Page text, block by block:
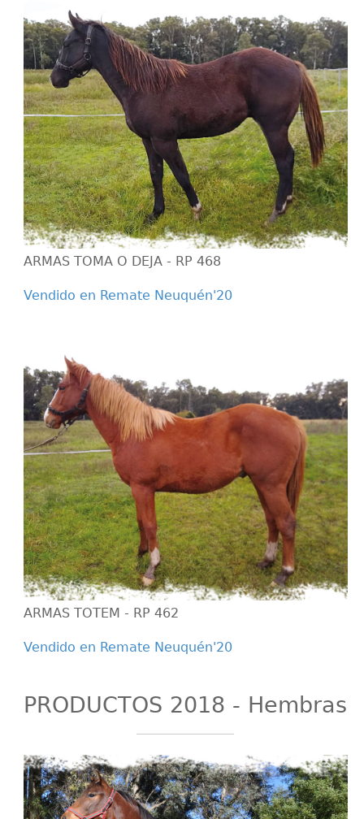
ARMAS TOMA O DEJA - RP 468
Vendido en Remate Neuquén'20
ARMAS TOTEM - RP 462
Vendido en Remate Neuquén'20
PRODUCTOS 2018 - Hembras